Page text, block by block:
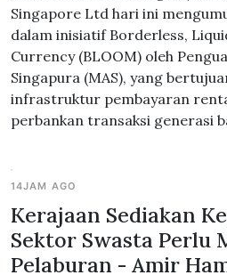
Singapore Ltd hari ini
dalam inisiatif Borderless,
Currency (BLOOM) oleh
Singapura (MAS), yang
infrastruktur pembayaran
perbankan transaksi generasi
14JAM AGO
Kerajaan Sediakan
Sektor Swasta Perlu
Pelaburan - Amir